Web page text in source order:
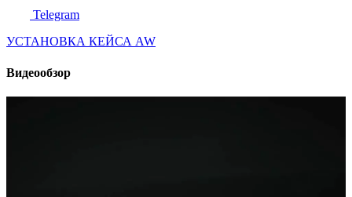
Telegram
УСТАНОВКА КЕЙСА AW
Видеообзор